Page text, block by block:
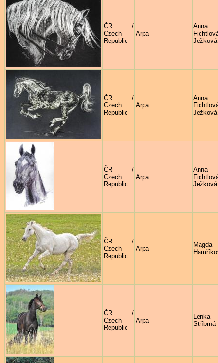
ČR /
Czech
Republic
Arpa
Anna
Ježková
ČR /
Czech
Republic
Arpa
Anna
Ježková
ČR /
Czech
Republic
Arpa
Anna
Ježková
ČR /
Czech
Republic
Arpa
Magda
ČR /
Czech
Republic
Arpa
Lenka
Stříbrná